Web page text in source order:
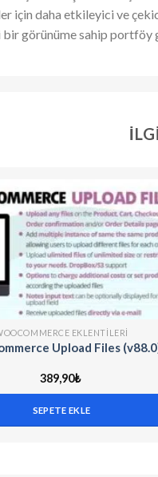
için daha etkileyici ve
görünüme sahip
EKLENTILERI
Upload Files
389,90₺
SEPETE EKLE